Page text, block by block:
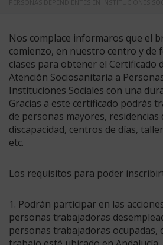
Nos complace informaros que el
comienzo, en nuestro centro y de
clases para obtener el Certificado
Atención Sociosanitaria a
Instituciones Sociales con una
Gracias a este certificado podrás
de personas mayores, residencias
discapacidad, centros de días,
etc.
Los requisitos para poder
1. Podrán participar en las
personas trabajadoras
personas trabajadoras ocupadas,